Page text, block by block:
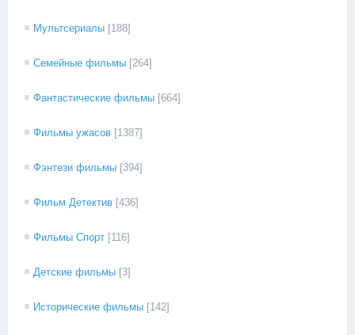
Мультсериалы [188]
Семейные фильмы [264]
Фантастические фильмы [664]
Фильмы ужасов [1387]
Фэнтези фильмы [394]
Фильм Детектив [436]
Фильмы Спорт [116]
Детские фильмы [3]
Исторические фильмы [142]